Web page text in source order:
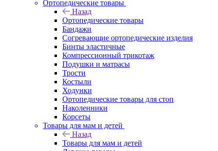
Ортопедические товары
Назад
Ортопедические товары
Бандажи
Согревающие ортопедические изделия
Бинты эластичные
Компрессионный трикотаж
Подушки и матрасы
Трости
Костыли
Ходунки
Ортопедические товары для стоп
Наколенники
Корсеты
Товары для мам и детей
Назад
Товары для мам и детей